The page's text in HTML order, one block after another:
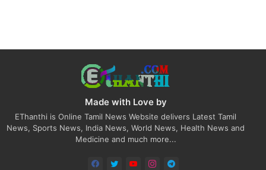
Made with Love by
EThanthi is Online Tamil News Website delivers Latest Tamil
News, Sports News, India News, World News, Health News and
Medicine and much more...